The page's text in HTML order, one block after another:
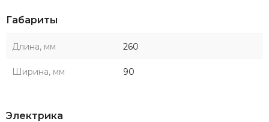
Габариты
Длина, мм 260
Ширина, мм 90
Электрика